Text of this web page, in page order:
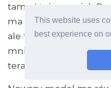
This website uses
best experience on
tam różnicowania).
ma pasek świetlny nie
ale także tuż nad
mnie dużo więcej
teraz funkcja gracza, a